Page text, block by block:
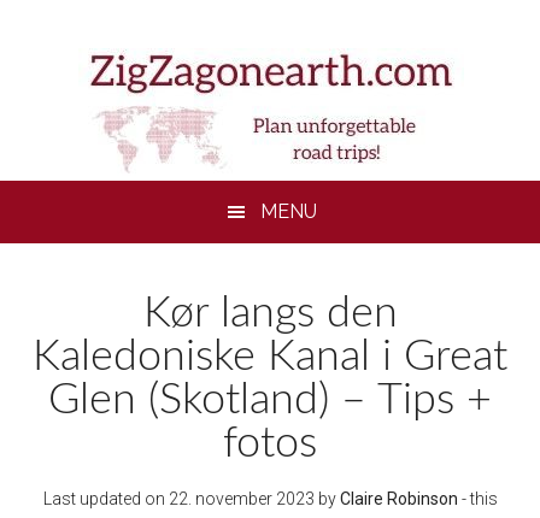
MENU
Kør langs den
Kaledoniske Kanal i Great
Glen (Skotland) – Tips +
fotos
Last updated on 22. november 2023 byClaire Robinson - this